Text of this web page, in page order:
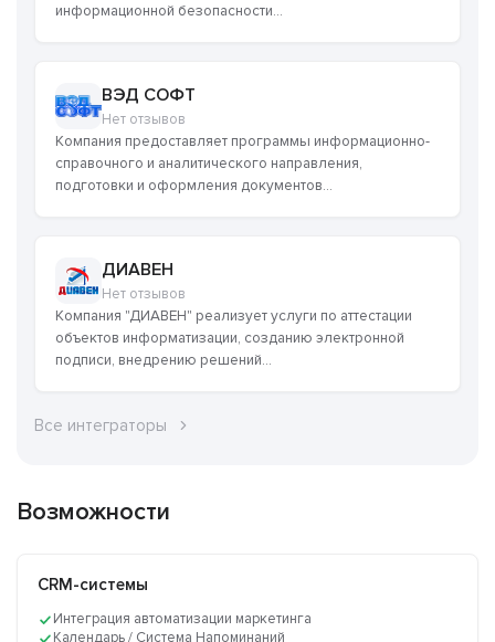
информационной безопасности...
ВЭД СОФТ
Нет отзывов
Компания предоставляет программы информационно-
справочного и аналитического направления,
подготовки и оформления документов...
ДИАВЕН
Нет отзывов
Компания "ДИАВЕН" реализует услуги по аттестации
объектов информатизации, созданию электронной
подписи, внедрению решений...
Все интеграторы
Возможности
CRM-системы
Интеграция автоматизации маркетинга
Календарь / Система Напоминаний